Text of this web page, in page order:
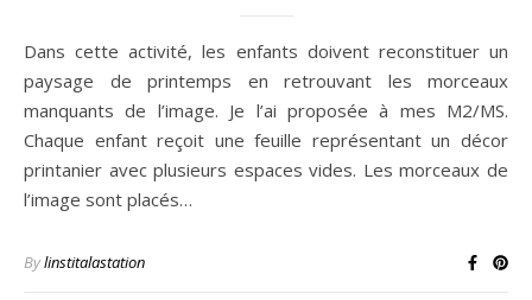
Dans cette activité, les enfants doivent reconstituer un
paysage de printemps en retrouvant les morceaux
manquants de l’image. Je l’ai proposée à mes M2/MS.
Chaque enfant reçoit une feuille représentant un décor
printanier avec plusieurs espaces vides. Les morceaux de
l’image sont placés…
Bylinstitalastation